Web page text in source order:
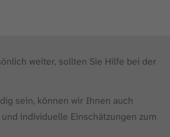
weiter, sollten Sie Hilfe bei der
sein, können wir Ihnen auch
individuelle Einschätzungen zum